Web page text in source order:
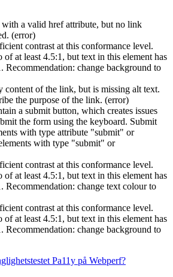
a valid href attribute, but no link
(error)
contrast at this conformance level.
of at least 4.5:1, but text in this element has
Recommendation: change background to
content of the link, but is missing alt text.
the purpose of the link. (error)
a submit button, which creates issues
the form using the keyboard. Submit
with type attribute "submit" or
with type "submit" or
contrast at this conformance level.
of at least 4.5:1, but text in this element has
Recommendation: change text colour to
contrast at this conformance level.
of at least 4.5:1, but text in this element has
Recommendation: change background to
Pa11y på Webperf?